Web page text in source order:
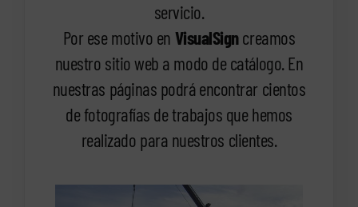
servicio.
Por ese motivo en VisualSigncreamos
nuestro sitio web a modo de catálogo. En
nuestras páginas podrá encontrar cientos
de fotografías de trabajos que hemos
realizado para nuestros clientes.